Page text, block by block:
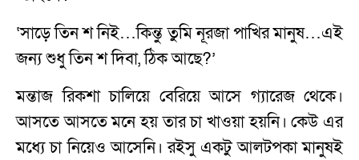
‘সাড়ে তিন শ নিই…কিন্তু তুমি নূরজা পাখির মানুষ…এই
জন্য শুধু তিন শ দিবা, ঠিক আছে?’
মন্তাজ রিকশা চালিয়ে বেরিয়ে আসে গ্যারেজ থেকে।
আসতে আসতে মনে হয় তার চা খাওয়া হয়নি। কেউ এর
মধ্যে চা নিয়েও আসেনি। রইসু একটু আলটপকা মানুষই